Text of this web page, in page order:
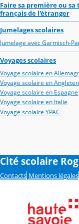
Faire sa première ou
français de l'étranger
Jumelages scolaires
Jumelage avec Garmisch-
Voyages scolaires
Voyage scolaire en
Voyage scolaire en
Voyage scolaire en Espagne
Voyage scolaire en Italie
Voyage scolaire YPAC
Cité scolaire
Contacts Mentions légales